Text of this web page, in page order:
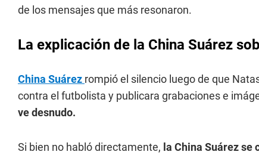
de los mensajes que más resonaron.
La explicación de la China Suárez
China Suárez rompió el silencio luego de que
contra el futbolista y publicara grabaciones e
ve desnudo.
Si bien no habló directamente, la China Suárez